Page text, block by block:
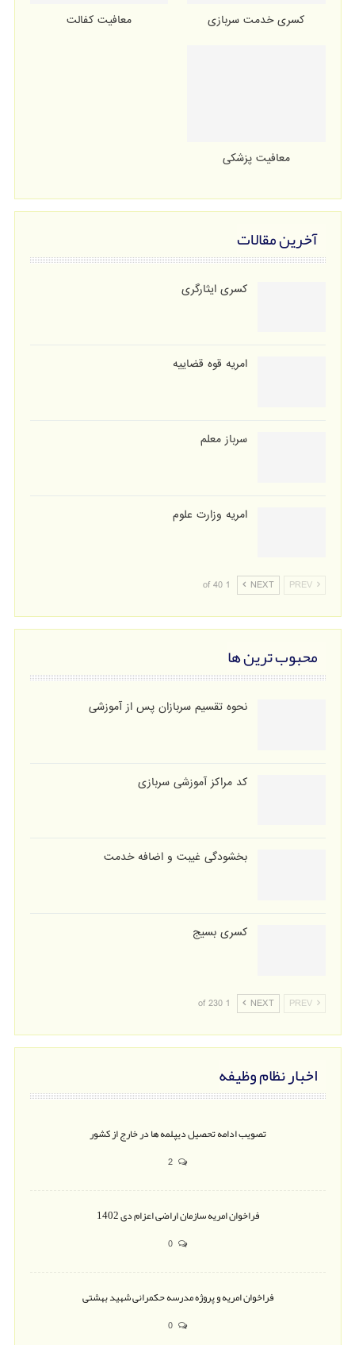
کسری خدمت سربازی معافیت کفالت
معافیت پزشکی
آخرین مقالات
کسری ایثارگری
امریه قوه قضاییه
سرباز معلم
امریه وزارت علوم
PREV
NEXT
1 of 40
محبوب ترین ها
نحوه تقسیم سربازان پس از آموزشی
کد مراکز آموزشی سربازی
بخشودگی غیبت و اضافه خدمت
کسری بسیج
PREV
NEXT
1 of 230
اخبار نظام وظیفه
تصویب ادامه تحصیل دیپلمه ها در خارج از کشور
فراخوان امریه سازمان اراضی اعزام دی 1402
فراخوان امریه و پروژه مدرسه حکمرانی شهید بهشتی